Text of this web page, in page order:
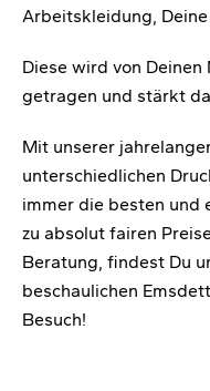
Arbeitskleidung,
Diese wird von
getragen und stärkt
Mit unserer
unterschiedlichen
immer die besten und
zu absolut fairen
Beratung, findest Du
beschaulichen
Besuch!